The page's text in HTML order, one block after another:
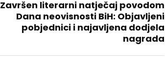
Završen literarni natječaj povodom
Dana neovisnosti BiH: Objavljeni
pobjednici i najavljena dodjela
nagrada